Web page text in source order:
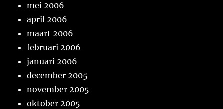
mei 2006
april 2006
maart 2006
februari 2006
januari 2006
december 2005
november 2005
oktober 2005